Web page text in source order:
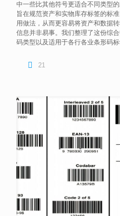
中一些比其他符号更适合不同类型
旨在规范资产和实物库存标签的标
用做法，从而更容易将资产和数据
信息并非易事。我们整理了这份综
码类型以及适用于各行各业条形码
21